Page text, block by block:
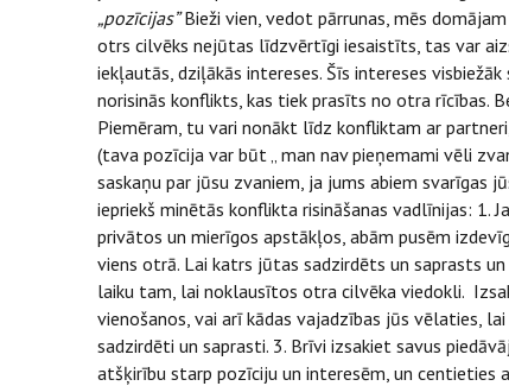
„pozīcijas”Bieži vien, vedot pārrunas, mēs
otrs cilvēks nejūtas līdzvērtīgi iesaistīts, tas var
iekļautās, dziļākās intereses. Šīs intereses
norisinās konflikts, kas tiek prasīts no otra rīcības.
Piemēram, tu vari nonākt līdz konfliktam ar
(tava pozīcija var būt „ man nav pieņemami vēli
saskaņu par jūsu zvaniem, ja jums abiem svarīgas
iepriekš minētās konflikta risināšanas vadlīnijas:
privātos un mierīgos apstākļos, abām pusēm
viens otrā. Lai katrs jūtas sadzirdēts un saprasts
laiku tam, lai noklausītos otra cilvēka viedokli.
vienošanos, vai arī kādas vajadzības jūs vēlaties,
sadzirdēti un saprasti. 3. Brīvi izsakiet savus
atšķirību starp pozīciju un interesēm, un centieties